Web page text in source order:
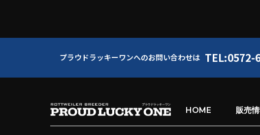
プラウドラッキーワンへのお問い合わせは TEL:0572-
HOME 販売